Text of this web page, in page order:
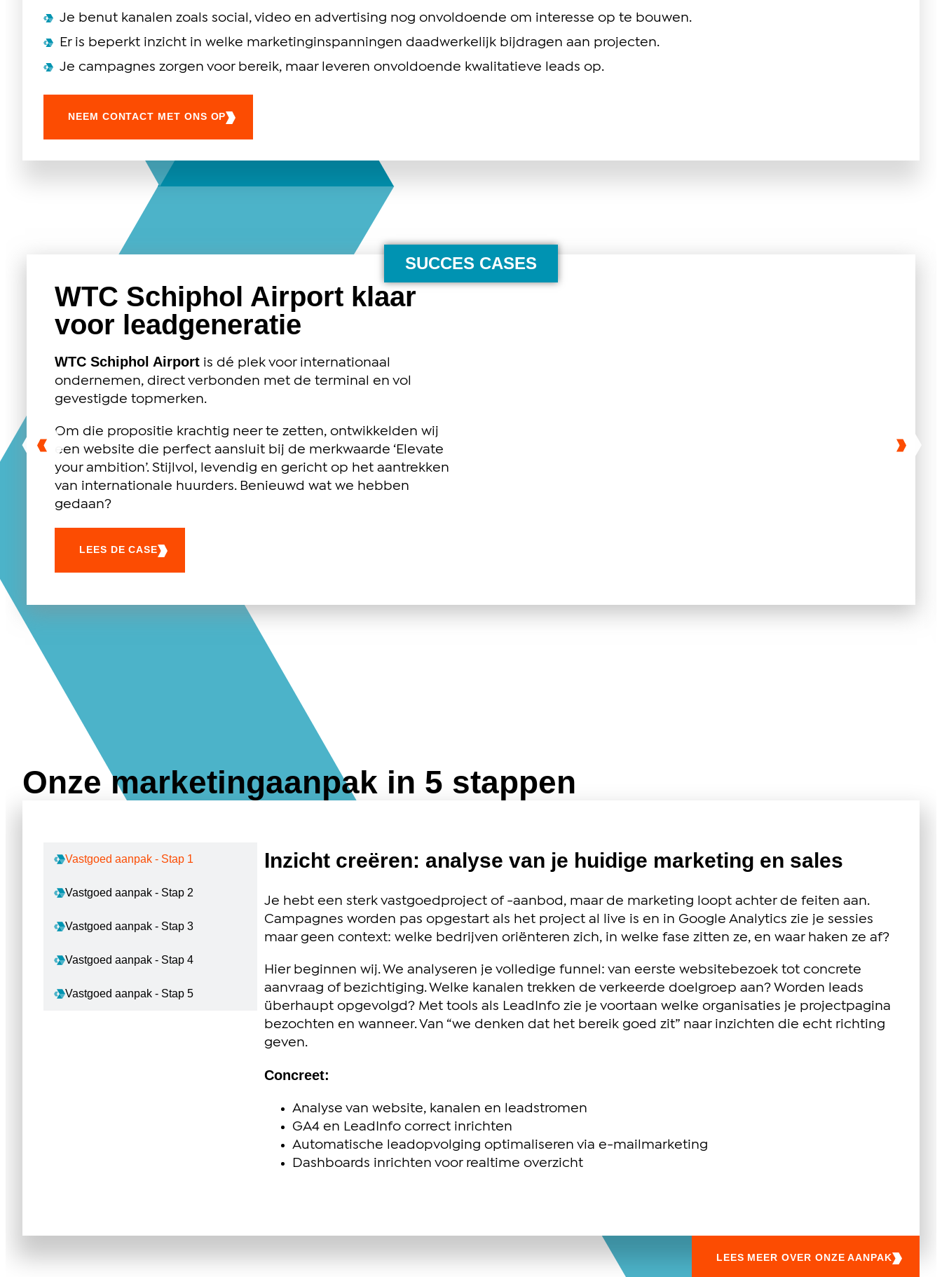
Je benut kanalen zoals social, video en advertising nog onvoldoende om interesse op te bouwen.
Er is beperkt inzicht in welke marketinginspanningen daadwerkelijk bijdragen aan projecten.
Je campagnes zorgen voor bereik, maar leveren onvoldoende kwalitatieve leads op.
NEEM CONTACT MET ONS OP
SUCCES CASES
WTC Schiphol Airport klaar
voor leadgeneratie
WTC Schiphol Airport is dé plek voor internationaal
ondernemen, direct verbonden met de terminal en vol
gevestigde topmerken.
Om die propositie krachtig neer te zetten, ontwikkelden wij
een website die perfect aansluit bij de merkwaarde ‘Elevate
your ambition’. Stijlvol, levendig en gericht op het aantrekken
van internationale huurders. Benieuwd wat we hebben
gedaan?
LEES DE CASE
Onze marketingaanpak in 5 stappen
Vastgoed aanpak - Stap 1
Vastgoed aanpak - Stap 2
Vastgoed aanpak - Stap 3
Vastgoed aanpak - Stap 4
Vastgoed aanpak - Stap 5
Inzicht creëren: analyse van je huidige marketing en sales
Je hebt een sterk vastgoedproject of -aanbod, maar de marketing loopt achter de feiten aan.
Campagnes worden pas opgestart als het project al live is en in Google Analytics zie je sessies
maar geen context: welke bedrijven oriënteren zich, in welke fase zitten ze, en waar haken ze af?
Hier beginnen wij. We analyseren je volledige funnel: van eerste websitebezoek tot concrete
aanvraag of bezichtiging. Welke kanalen trekken de verkeerde doelgroep aan? Worden leads
überhaupt opgevolgd? Met tools als LeadInfo zie je voortaan welke organisaties je projectpagina
bezochten en wanneer. Van “we denken dat het bereik goed zit” naar inzichten die echt richting
geven.
Concreet:
Analyse van website, kanalen en leadstromen
GA4 en LeadInfo correct inrichten
Automatische leadopvolging optimaliseren via e-mailmarketing
Dashboards inrichten voor realtime overzicht
LEES MEER OVER ONZE AANPAK